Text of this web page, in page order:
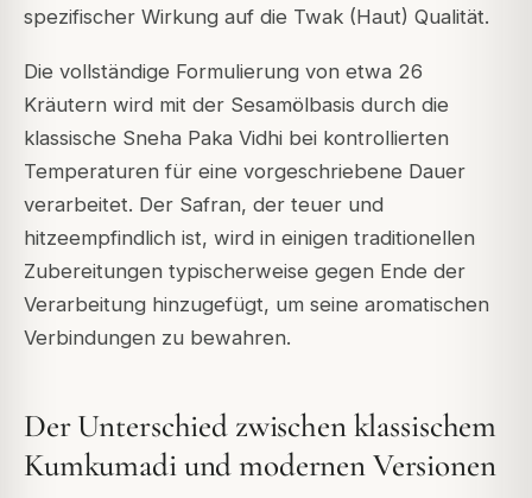
spezifischer Wirkung auf die Twak (Haut) Qualität.
Die vollständige Formulierung von etwa 26
Kräutern wird mit der Sesamölbasis durch die
klassische Sneha Paka Vidhi bei kontrollierten
Temperaturen für eine vorgeschriebene Dauer
verarbeitet. Der Safran, der teuer und
hitzeempfindlich ist, wird in einigen traditionellen
Zubereitungen typischerweise gegen Ende der
Verarbeitung hinzugefügt, um seine aromatischen
Verbindungen zu bewahren.
Der Unterschied zwischen klassischem
Kumkumadi und modernen Versionen